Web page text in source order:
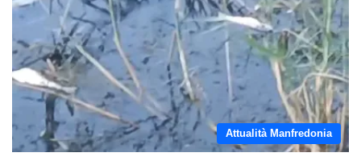
Attualità Manfredonia